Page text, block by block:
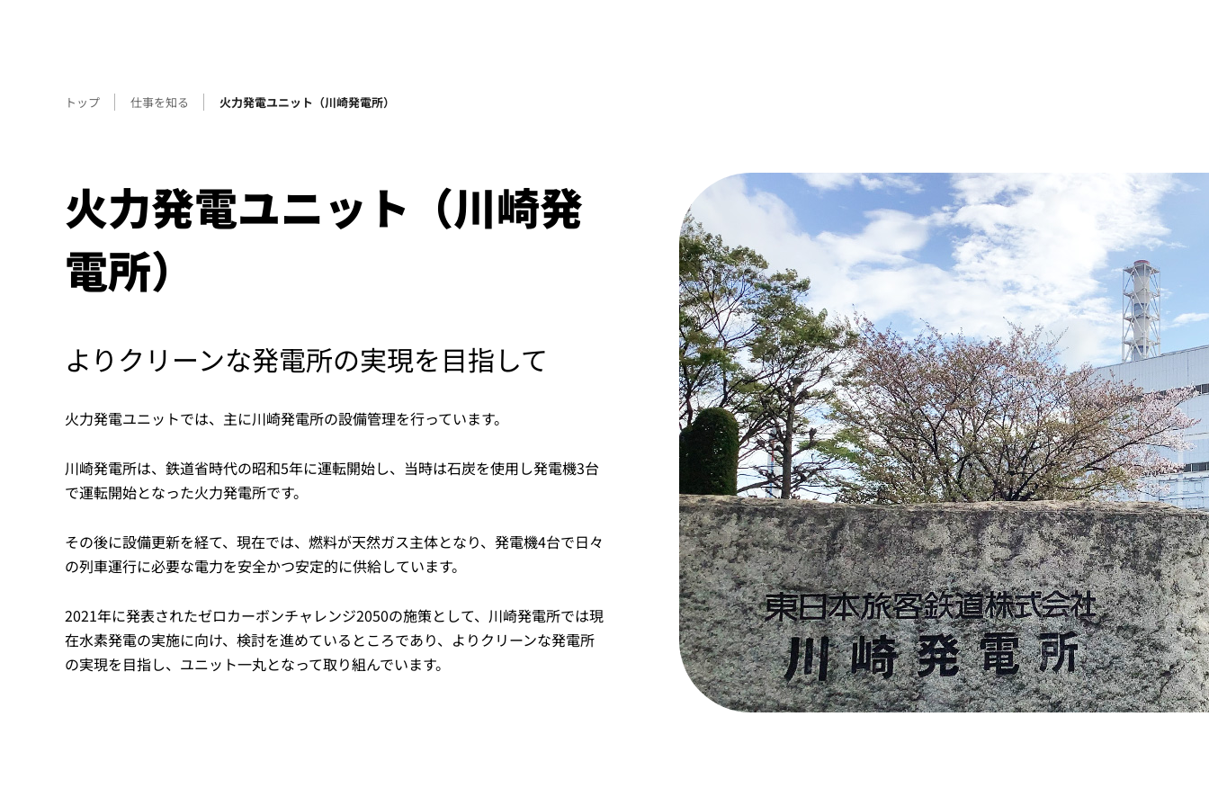
トップ 仕事を知る 火力発電ユニット（川崎発電所）
火力発電ユニット（川崎発
電所）
よりクリーンな発電所の実現を目指して
火力発電ユニットでは、主に川崎発電所の設備管理を行っています。
川崎発電所は、鉄道省時代の昭和5年に運転開始し、当時は石炭を使用し発電機3台
で運転開始となった火力発電所です。
その後に設備更新を経て、現在では、燃料が天然ガス主体となり、発電機4台で日々
の列車運行に必要な電力を安全かつ安定的に供給しています。
2021年に発表されたゼロカーボンチャレンジ2050の施策として、川崎発電所では現
在水素発電の実施に向け、検討を進めているところであり、よりクリーンな発電所
の実現を目指し、ユニット一丸となって取り組んでいます。